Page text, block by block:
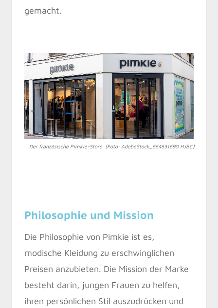
gemacht.
Der französische Pimkie-Store. (Foto: AdobeStock_664631690 HJBC)
Philosophie und Mission
Die Philosophie von Pimkie ist es,
modische Kleidung zu erschwinglichen
Preisen anzubieten. Die Mission der Marke
besteht darin, jungen Frauen zu helfen,
ihren persönlichen Stil auszudrücken und